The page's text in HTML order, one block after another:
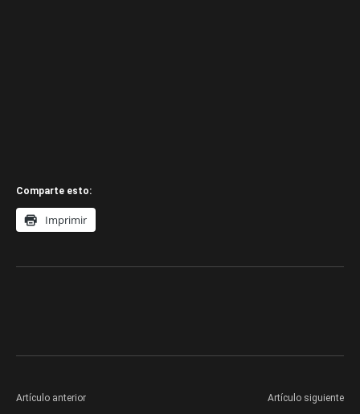
Comparte esto:
Imprimir
Artículo anterior Artículo siguiente